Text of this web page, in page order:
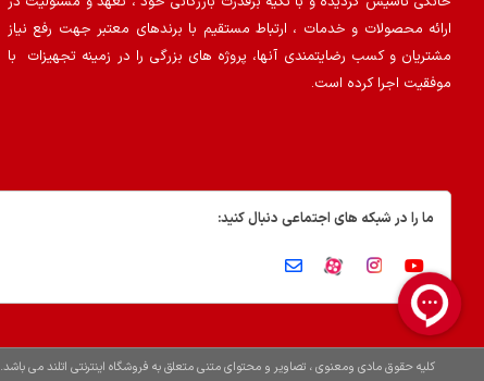
ارائه محصولات و خدمات ، ارتباط مستقیم با برندهای معتبر جهت رفع نیاز
مشتریان و کسب رضایتمندی آنها، پروژه های بزرگی را در زمینه تجهیزات با
موفقیت اجرا کرده است.
ما را در شبکه های اجتماعی دنبال کنید:
کلیه حقوق مادی ومعنوی ، تصاویر و محتوای متنی متعلق به فروشگاه اینترنتی اتلند می باشد.